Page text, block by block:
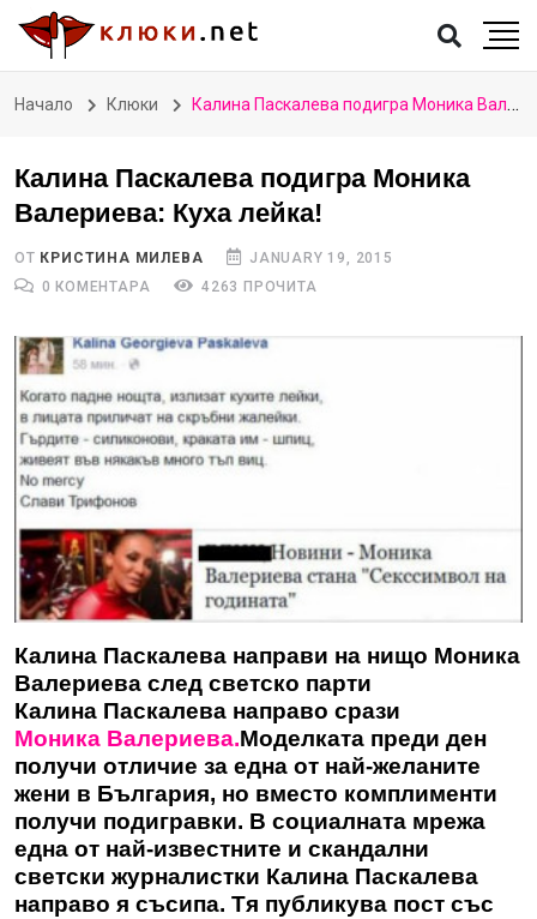
Начало Клюки Калина Паскалева подигра Моника Валериева: Куха лейка!
Калина Паскалева подигра Моника
Валериева: Куха лейка!
ОТ КРИСТИНА МИЛЕВА
JANUARY 19, 2015
0 КОМЕНТАРА
4263 ПРОЧИТА
Калина Паскалева направи на нищо Моника
Валериева след светско парти
Калина Паскалева направо срази
Моника Валериева.Моделката преди ден
получи отличие за една от най-желаните
жени в България, но вместо комплименти
получи подигравки. В социалната мрежа
една от най-известните и скандални
светски журналистки Калина Паскалева
направо я съсипа. Тя публикува пост със